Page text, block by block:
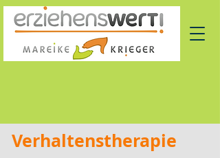
Verhaltenstherapie